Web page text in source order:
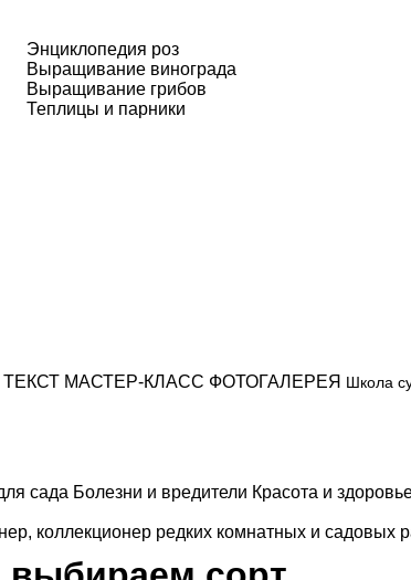
Энциклопедия роз
Выращивание винограда
Выращивание грибов
Теплицы и парники
МАСТЕР-КЛАСС ФОТОГАЛЕРЕЯ Школа
сада Болезни и вредители Красота и
коллекционер редких комнатных и садовых